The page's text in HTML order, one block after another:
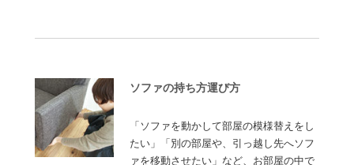
ソファの持ち方運び方
「ソファを動かして部屋の模様替えをし
たい」「別の部屋や、引っ越し先へソフ
ァを移動させたい」など、お部屋の中で